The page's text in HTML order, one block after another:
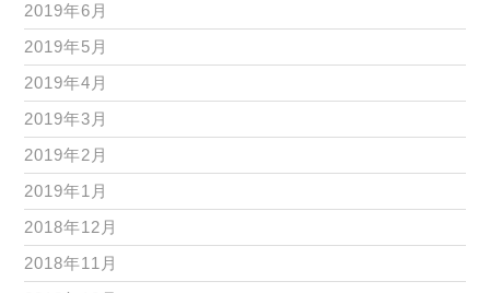
2019年6月
2019年5月
2019年4月
2019年3月
2019年2月
2019年1月
2018年12月
2018年11月